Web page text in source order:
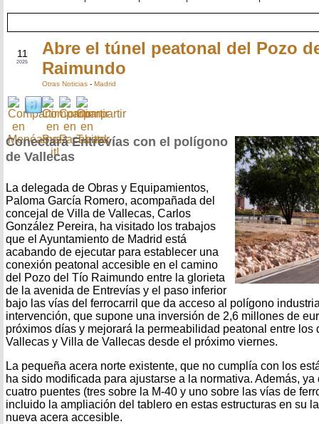
11
2025
Abre el túnel peatonal del Pozo
Raimundo
Otras Noticias - Madrid
Conectará Entrevías con el polígono
de Vallecas
La delegada de Obras y Equipamientos,
Paloma García Romero, acompañada del
concejal de Villa de Vallecas, Carlos
González Pereira, ha visitado los trabajos
que el Ayuntamiento de Madrid está
acabando de ejecutar para establecer una
conexión peatonal accesible en el camino
del Pozo del Tío Raimundo entre la glorieta
de la avenida de Entrevías y el paso inferior
bajo las vías del ferrocarril que da acceso al polígono
intervención, que supone una inversión de 2,6 millones de
próximos días y mejorará la permeabilidad peatonal entre los
Vallecas y Villa de Vallecas desde el próximo viernes.
La pequeña acera norte existente, que no cumplía con los
ha sido modificada para ajustarse a la normativa. Además,
cuatro puentes (tres sobre la M-40 y uno sobre las vías de
incluido la ampliación del tablero en estas estructuras en su
nueva acera accesible.